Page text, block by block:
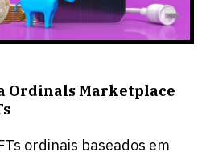
Ordinals Marketplace
ordinais baseados em